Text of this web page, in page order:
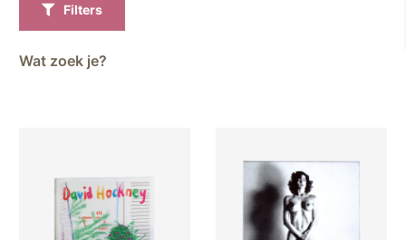
Filters
Wat zoek je?